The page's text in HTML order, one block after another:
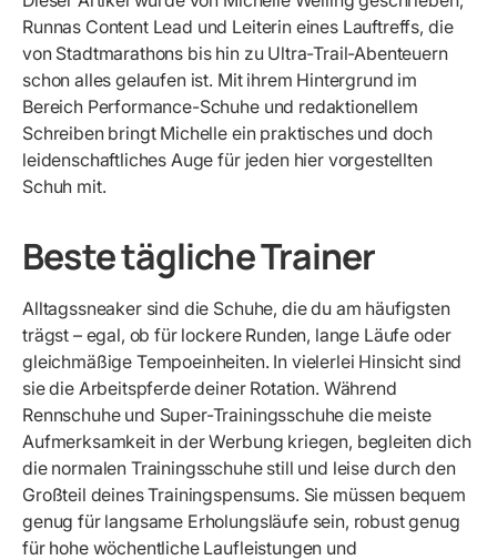
Runnas Content Lead und Leiterin eines Lauftreffs, die
von Stadtmarathons bis hin zu Ultra-Trail-Abenteuern
schon alles gelaufen ist. Mit ihrem Hintergrund im
Bereich Performance-Schuhe und redaktionellem
Schreiben bringt Michelle ein praktisches und doch
leidenschaftliches Auge für jeden hier vorgestellten
Schuh mit.
Beste tägliche Trainer
Alltagssneaker sind die Schuhe, die du am häufigsten
trägst – egal, ob für lockere Runden, lange Läufe oder
gleichmäßige Tempoeinheiten. In vielerlei Hinsicht sind
sie die Arbeitspferde deiner Rotation. Während
Rennschuhe und Super-Trainingsschuhe die meiste
Aufmerksamkeit in der Werbung kriegen, begleiten dich
die normalen Trainingsschuhe still und leise durch den
Großteil deines Trainingspensums. Sie müssen bequem
genug für langsame Erholungsläufe sein, robust genug
für hohe wöchentliche Laufleistungen und